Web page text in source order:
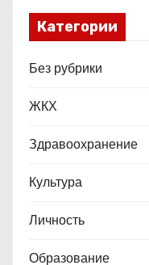
Категории
Без рубрики
ЖКХ
Здравоохранение
Культура
Личность
Образование